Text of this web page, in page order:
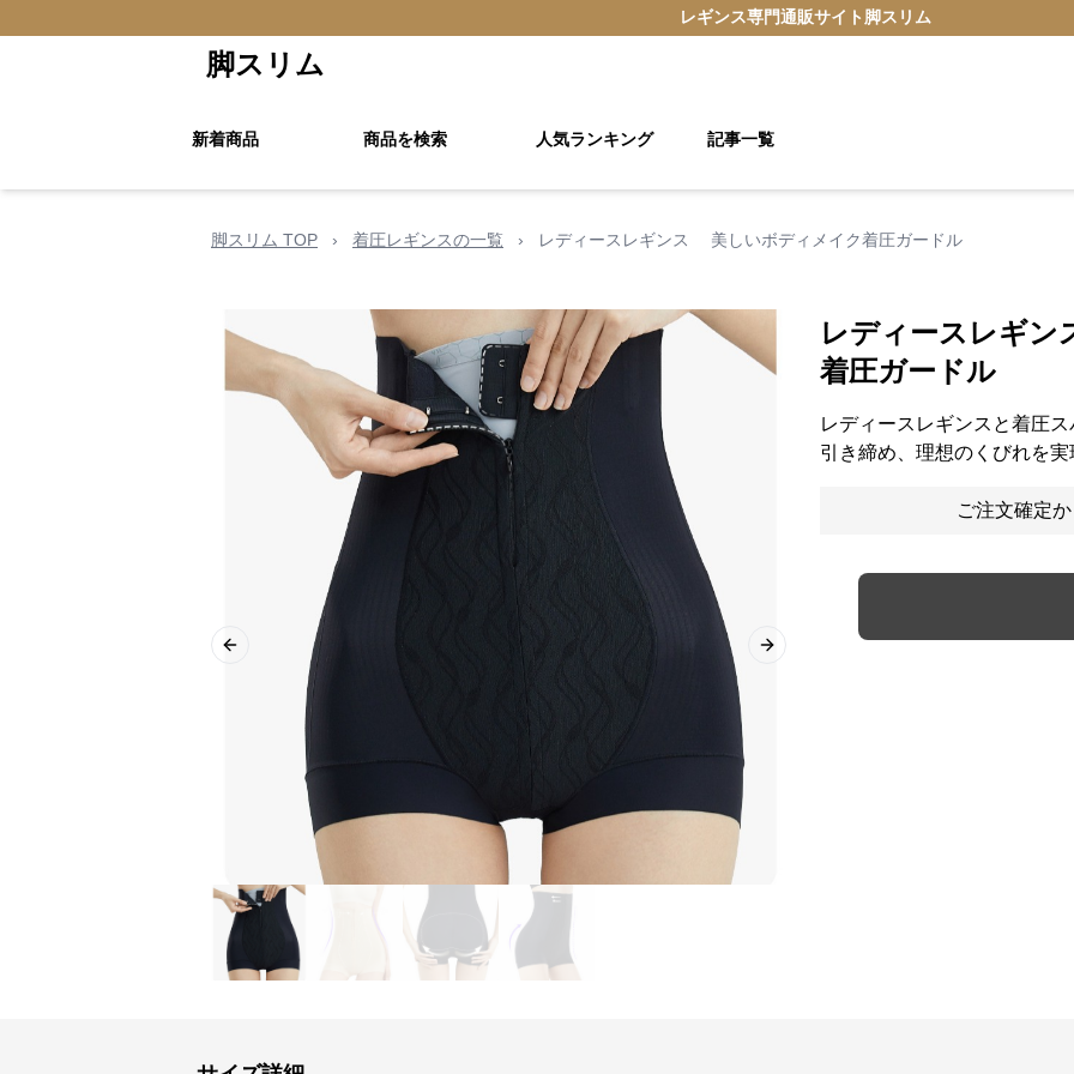
レギンス専門通販サイト 脚スリム
脚スリム
新着商品 商品を検索 人気ランキング 記事一覧
脚スリム TOP › 着圧レギンスの一覧 › レディースレギンス 美しいボディメイク着圧ガードル
Previous slide Next slide
レディースレギ
着圧ガードル
レディースレギンスと着圧
引き締め、理想のくびれを
ご注文確定